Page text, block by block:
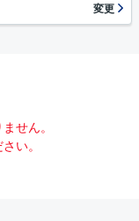
変更
せん。
い。